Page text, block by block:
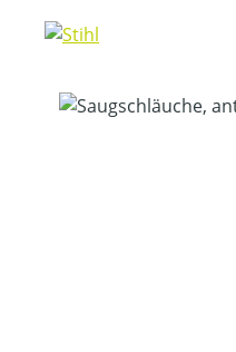
Bildergalerie überspringen